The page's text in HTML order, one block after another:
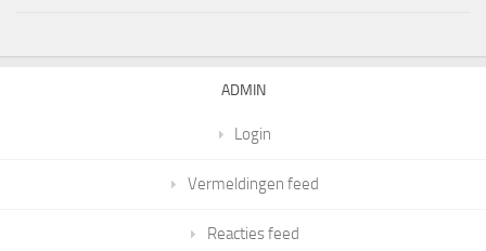
ADMIN
Login
Vermeldingen feed
Reacties feed